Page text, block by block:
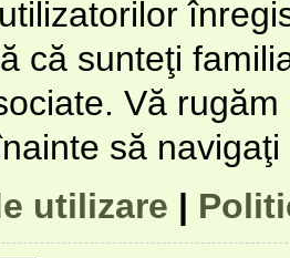
că sunteţi
Vă
să
utilizare |